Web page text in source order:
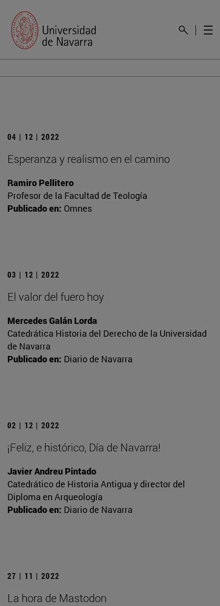
04 | 12 | 2022
Esperanza y realismo en el camino
Ramiro Pellitero
Profesor de la Facultad de Teología
Publicado en: Omnes
03 | 12 | 2022
El valor del fuero hoy
Mercedes Galán Lorda
Catedrática Historia del Derecho de la Universidad
de Navarra
Publicado en: Diario de Navarra
02 | 12 | 2022
¡Feliz, e histórico, Día de Navarra!
Javier Andreu Pintado
Catedrático de Historia Antigua y director del
Diploma en Arqueología
Publicado en: Diario de Navarra
27 | 11 | 2022
La hora de Mastodon